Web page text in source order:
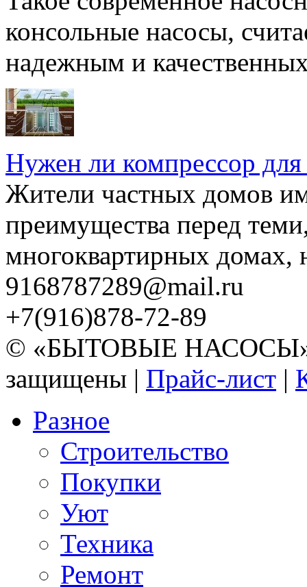
консольные насосы,
надежным и
Нужен ли компрессор для
Жители частных домов
преимущества перед
многоквартирных домах,
9168787289@mail.ru
+7(916)878-72-89
© «БЫТОВЫЕ НАСОСЫ»
защищены | Прайс-лист |
Разное
Строительство
Покупки
Уют
Техника
Ремонт